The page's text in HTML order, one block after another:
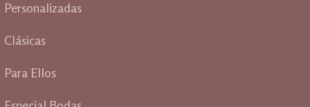
Personalizadas
Clásicas
Para Ellos